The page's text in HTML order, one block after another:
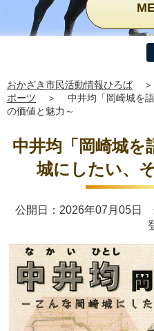
おかざき市民活動情報ひろば ＞
ポーツ
＞
中井均「岡崎城を
の価値と魅力～
中井均「岡崎城を
城にしたい、
公開日：2026年07月05日